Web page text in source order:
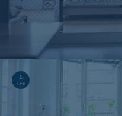
1
FEB.